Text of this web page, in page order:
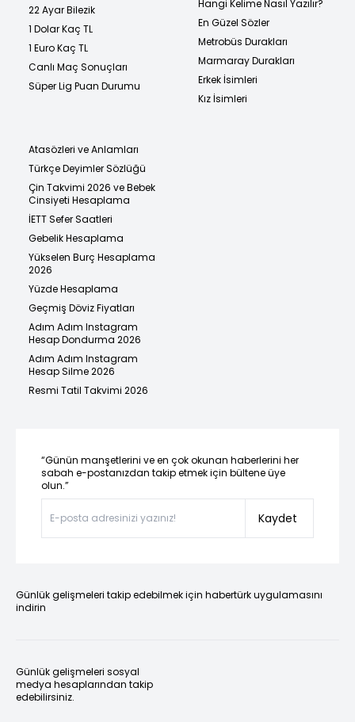
22 Ayar Bilezik
1 Dolar Kaç TL
1 Euro Kaç TL
Canlı Maç Sonuçları
Süper Lig Puan Durumu
Hangi Kelime Nasıl Yazılır?
En Güzel Sözler
Metrobüs Durakları
Marmaray Durakları
Erkek İsimleri
Kız İsimleri
Atasözleri ve Anlamları
Türkçe Deyimler Sözlüğü
Çin Takvimi 2026 ve Bebek
Cinsiyeti Hesaplama
İETT Sefer Saatleri
Gebelik Hesaplama
Yükselen Burç Hesaplama
2026
Yüzde Hesaplama
Geçmiş Döviz Fiyatları
Adım Adım Instagram
Hesap Dondurma 2026
Adım Adım Instagram
Hesap Silme 2026
Resmi Tatil Takvimi 2026
“Günün manşetlerini ve en çok okunan haberlerini her
sabah e-postanızdan takip etmek için bültene üye
olun.”
Kaydet
Günlük gelişmeleri takip edebilmek için habertürk uygulamasını
indirin
Günlük gelişmeleri sosyal
medya hesaplarından takip
edebilirsiniz.